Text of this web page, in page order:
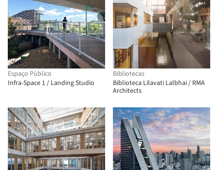
Espaço Público
Infra-Space 1 / Landing Studio
Bibliotecas
Biblioteca Lilavati Lalbhai / RMA
Architects